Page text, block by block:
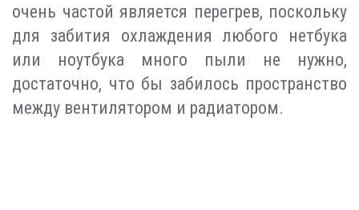
очень частой является перегрев, поскольку
для забития охлаждения любого нетбука
или ноутбука много пыли не нужно,
достаточно, что бы забилось пространство
между вентилятором и радиатором.